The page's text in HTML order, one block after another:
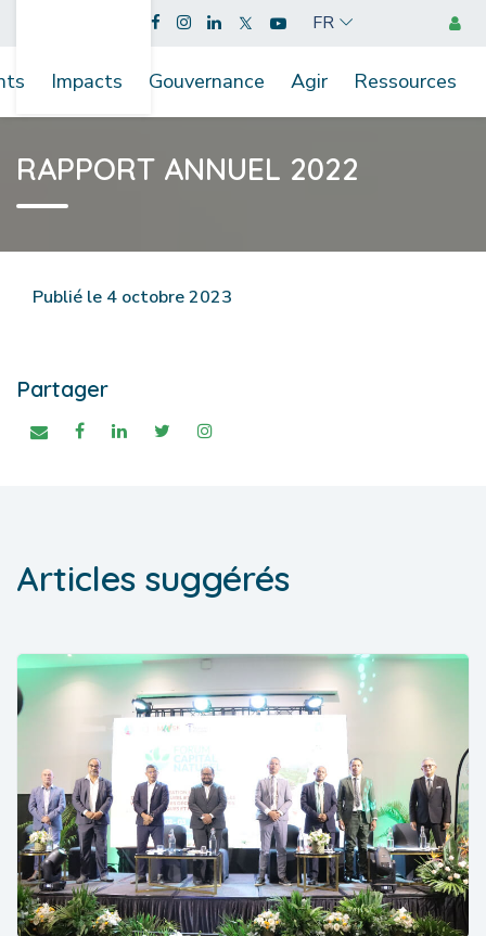
FR
Impacts Gouvernance Agir Ressources
RAPPORT ANNUEL 2022
Publié le 4 octobre 2023
Partager
Articles suggérés